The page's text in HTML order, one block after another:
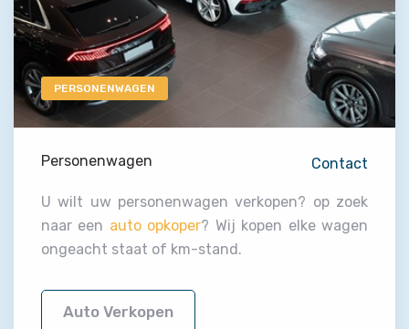
PERSONENWAGEN
Personenwagen Contact
U wilt uw personenwagen verkopen? op zoek
naar een auto opkoper? Wij kopen elke wagen
ongeacht staat of km-stand.
Auto Verkopen